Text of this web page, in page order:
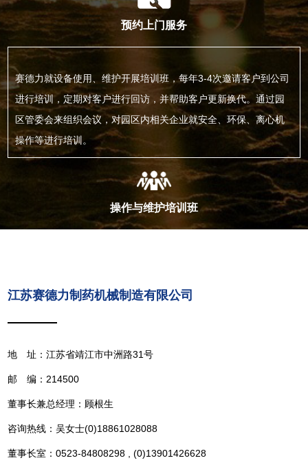
预约上门服务
赛德力就设备使用、维护开展培训班，每年3-4次邀请客户到公司
进行培训，定期对客户进行回访，并帮助客户更新换代。通过园
区管委会来组织会议，对园区内相关企业就安全、环保、离心机
操作等进行培训。
操作与维护培训班
江苏赛德力制药机械制造有限公司
地 址：江苏省靖江市中洲路31号
邮 编：214500
董事长兼总经理：顾根生
咨询热线：吴女士(0)18861028088
董事长室：0523-84808298 , (0)13901426628